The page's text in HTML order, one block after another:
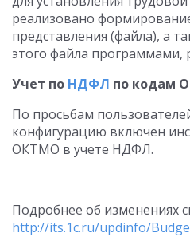
реализовано
представления (файла), а
этого файла
Учет по НДФЛ по кодам
По просьбам
конфигурацию включен
ОКТМО в учете НДФЛ.
Подробнее об изменениях
http://its.1c.ru/updinfo/